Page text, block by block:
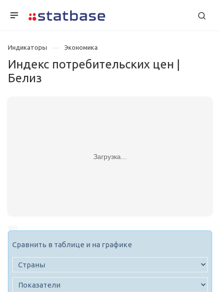
Индикаторы Экономика
Индекс потребительских цен |
Белиз
Загрузка...
Сравнить в таблице и на графике